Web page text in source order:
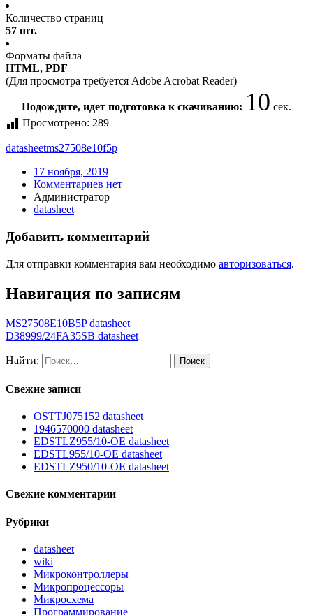
Количество страниц
57 шт.
Форматы файла
HTML, PDF
(Для просмотра требуется Adobe Acrobat Reader)
Подождите, идет подготовка к скачиванию: 10 сек.
Просмотрено: 289
datasheetms27508e10f5p
17 ноября, 2019
Комментариев нет
Администратор
datasheet
Добавить комментарий
Для отправки комментария вам необходимо авторизоваться.
Навигация по записям
MS27508E10B5P datasheet
D38999/24FA35SB datasheet
Найти:
Свежие записи
OSTTJ075152 datasheet
1946570000 datasheet
EDSTLZ955/10-OE datasheet
EDSTL955/10-OE datasheet
EDSTLZ950/10-OE datasheet
Свежие комментарии
Рубрики
datasheet
wiki
Микроконтроллеры
Микропроцессоры
Микросхема
Программирование